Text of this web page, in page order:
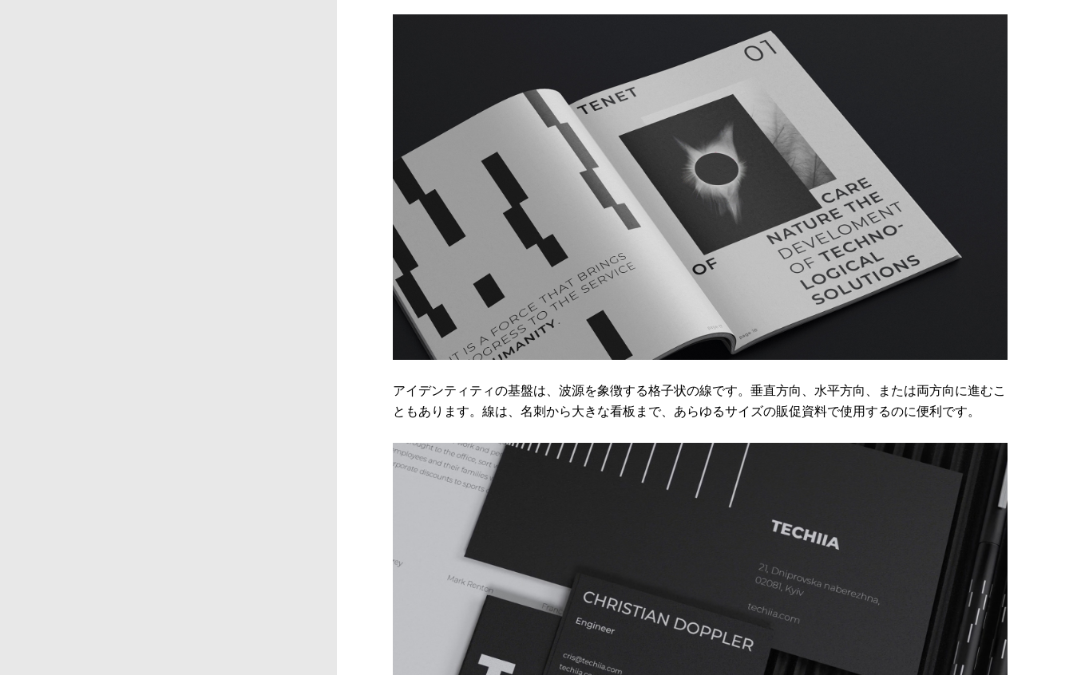
アイデンティティの基盤は、波源を象徴する格子状の線です。垂直方向、水平方向、または両方向に進むこ
ともあります。線は、名刺から大きな看板まで、あらゆるサイズの販促資料で使用するのに便利です。